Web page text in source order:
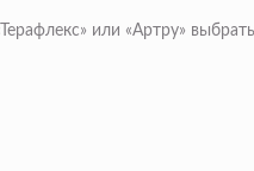
или «Артру»